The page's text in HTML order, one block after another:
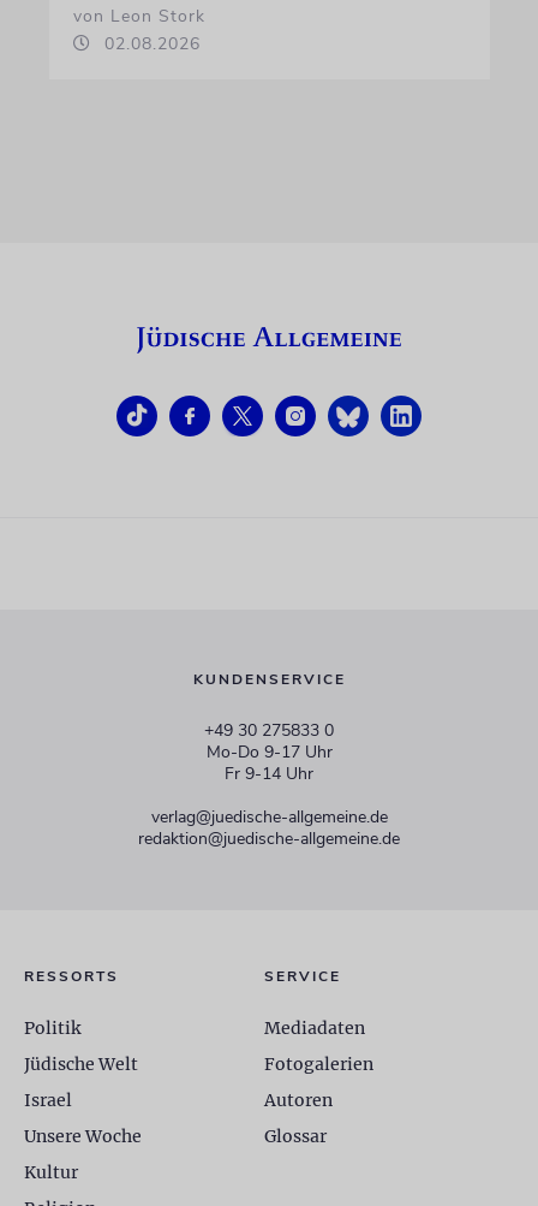
von Leon Stork
02.08.2026
KUNDENSERVICE
+49 30 275833 0
Mo-Do 9-17 Uhr
Fr 9-14 Uhr
verlag@juedische-allgemeine.de
redaktion@juedische-allgemeine.de
RESSORTS
Politik
Jüdische Welt
Israel
Unsere Woche
Kultur
SERVICE
Mediadaten
Fotogalerien
Autoren
Glossar